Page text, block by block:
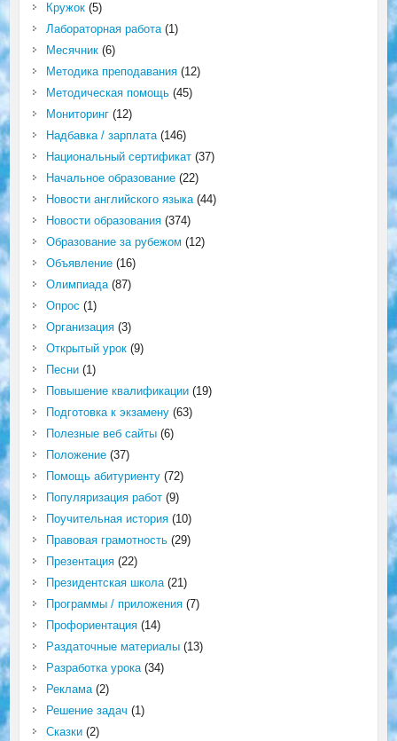
Кружок(5)
Лабораторная работа(1)
Месячник(6)
Методика преподавания(12)
Методическая помощь(45)
Мониторинг(12)
Надбавка / зарплата(146)
Национальный сертификат(37)
Начальное образование(22)
Новости английского языка(44)
Новости образования(374)
Образование за рубежом (12)
Объявление(16)
Олимпиада(87)
Опрос (1)
Организация(3)
Открытый урок(9)
Песни(1)
Повышение квалификации(19)
Подготовка к экзамену(63)
Полезные веб сайты(6)
Положение(37)
Помощь абитуриенту(72)
Популяризация работ(9)
Поучительная история(10)
Правовая грамотность(29)
Презентация(22)
Президентская школа(21)
Программы / приложения(7)
Профориентация(14)
Раздаточные материалы(13)
Разработка урока(34)
Реклама(2)
Решение задач (1)
Сказки(2)